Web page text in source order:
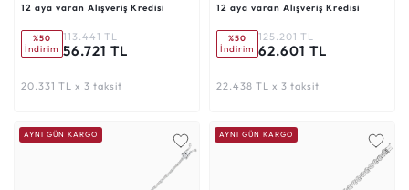
12 aya varan Alışveriş Kredisi
%50
İndirim
113.441 TL
56.721 TL
20.331 TL x 3 taksit
12 aya varan Alışveriş Kredisi
%50
İndirim
125.201 TL
62.601 TL
22.438 TL x 3 taksit
AYNI GÜN KARGO AYNI GÜN KARGO